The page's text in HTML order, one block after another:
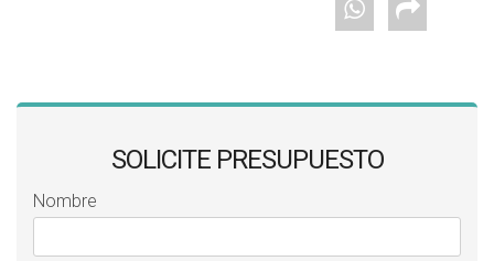
SOLICITE PRESUPUESTO
Nombre